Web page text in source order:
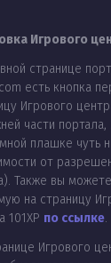
Игрового
странице
есть кнопка
Игрового
части
плашке чуть
от
Также вы
на страницу
101XP по ссылке.
Игрового